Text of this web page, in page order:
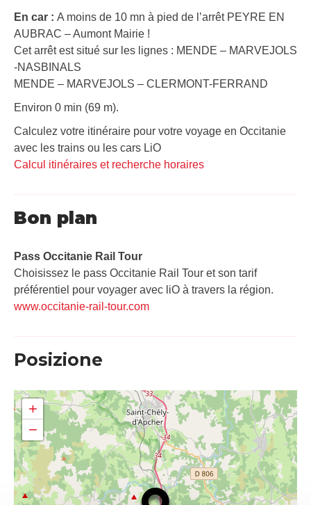
En car : A moins de 10 mn à pied de l’arrêt PEYRE EN
AUBRAC – Aumont Mairie !
Cet arrêt est situé sur les lignes : MENDE – MARVEJOLS
-NASBINALS
MENDE – MARVEJOLS – CLERMONT-FERRAND
Environ 0 min (69 m).
Calculez votre itinéraire pour votre voyage en Occitanie
avec les trains ou les cars LiO
Calcul itinéraires et recherche horaires
Bon plan
Pass Occitanie Rail Tour​
Choisissez le pass Occitanie Rail Tour et son tarif
préférentiel pour voyager avec liO à travers la région.
www.occitanie-rail-tour.com
Posizione
+
−